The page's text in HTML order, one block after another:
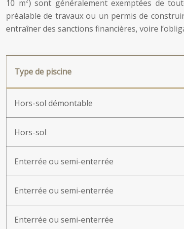
10 m²) sont généralement exemptées de
préalable de travaux ou un permis de
entraîner des sanctions financières, voire
Type de piscine
Hors-sol démontable
Hors-sol
Enterrée ou semi-enterrée
Enterrée ou semi-enterrée
Enterrée ou semi-enterrée